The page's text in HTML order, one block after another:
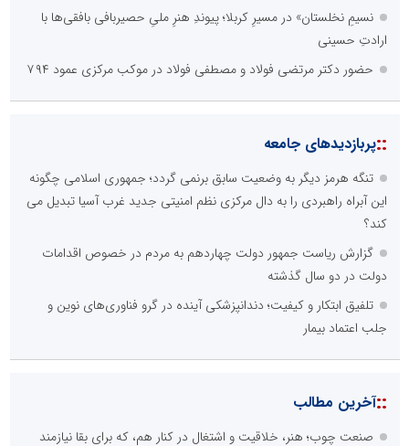
نسیمِ نخلستان» در مسیرِ کربلا؛ پیوندِ هنرِ ملیِ حصیربافی بافقی‌ها با
ارادتِ حسینی
حضور دکتر مرتضی فولاد و مصطفی فولاد در موکب مرکزی عمود ۷۹۴
::پربازدیدهای جامعه
تنگه هرمز دیگر به وضعیت سابق برنمی گردد؛ جمهوری اسلامی چگونه
این آبراه راهبردی را به دال مرکزی نظم امنیتی جدید غرب آسیا تبدیل می
کند؟
گزارش ریاست جمهور دولت چهاردهم به مردم در خصوص اقدامات
دولت در دو سال گذشته
تلفیق ابتکار و کیفیت؛ دندانپزشکی آینده در گرو فناوری‌های نوین و
جلب اعتماد بیمار
::آخرین مطالب
صنعت چوب؛ هنر، خلاقیت و اشتغال در کنار هم، که برای بقا نیازمند